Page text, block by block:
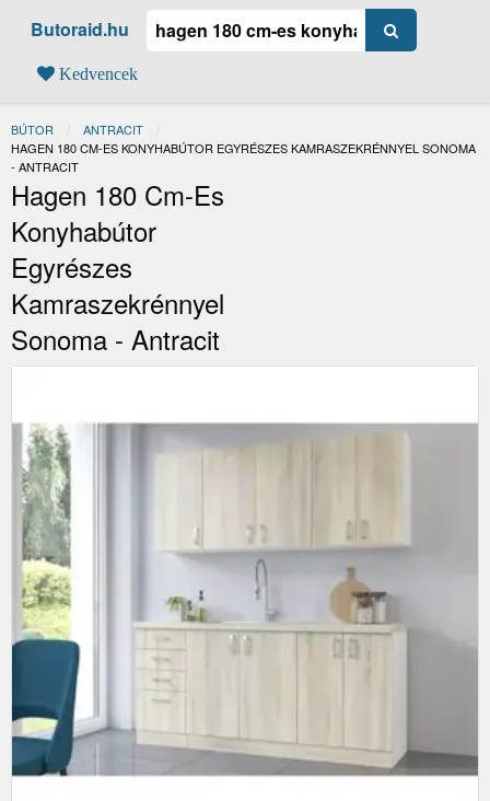
Butoraid.hu
Kedvencek
BÚTOR
ANTRACIT
JELENLEGI:
HAGEN 180 CM-ES KONYHABÚTOR EGYRÉSZES KAMRASZEKRÉNNYEL SONOMA
- ANTRACIT
Hagen 180 Cm-Es
Konyhabútor
Egyrészes
Kamraszekrénnyel
Sonoma - Antracit